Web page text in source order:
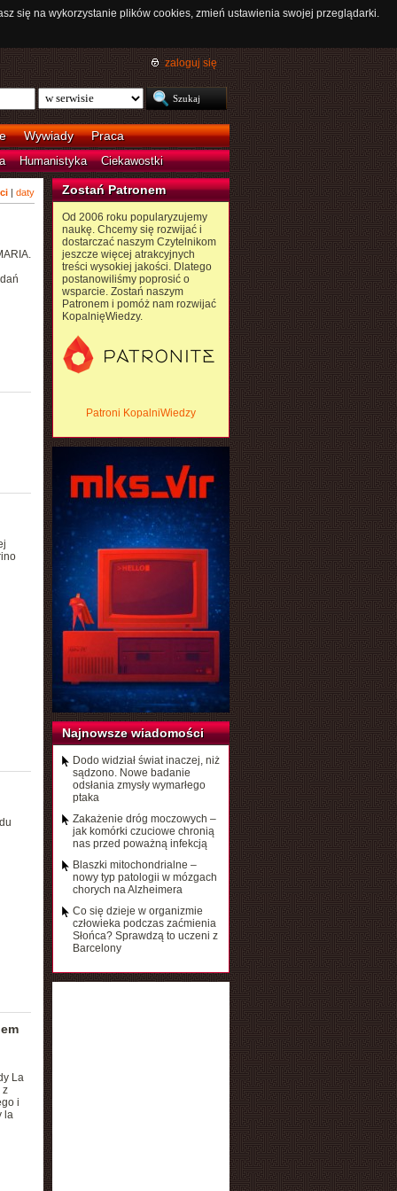
się na wykorzystanie plików cookies, zmień ustawienia swojej przeglądarki.
zaloguj się
Wywiady Praca
Humanistyka Ciekawostki
| daty
La
z
i
la
Zostań Patronem
Od 2006 roku popularyzujemy
naukę. Chcemy się rozwijać i
dostarczać naszym Czytelnikom
jeszcze więcej atrakcyjnych
treści wysokiej jakości. Dlatego
postanowiliśmy poprosić o
wsparcie. Zostań naszym
Patronem i pomóż nam rozwijać
KopalnięWiedzy.
Patroni KopalniWiedzy
Najnowsze wiadomości
Dodo widział świat inaczej, niż
sądzono. Nowe badanie
odsłania zmysły wymarłego
ptaka
Zakażenie dróg moczowych –
jak komórki czuciowe chronią
nas przed poważną infekcją
Blaszki mitochondrialne –
nowy typ patologii w mózgach
chorych na Alzheimera
Co się dzieje w organizmie
człowieka podczas zaćmienia
Słońca? Sprawdzą to uczeni z
Barcelony